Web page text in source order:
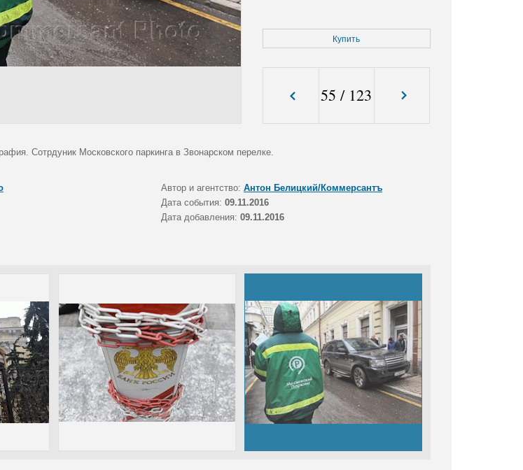
Купить
55 / 123
Сотрдуник Московского паркинга в Звонарском перелке.
Автор и агентство: Антон Белицкий/Коммерсантъ
Дата события: 09.11.2016
Дата добавления: 09.11.2016